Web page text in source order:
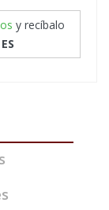
y recíbalo